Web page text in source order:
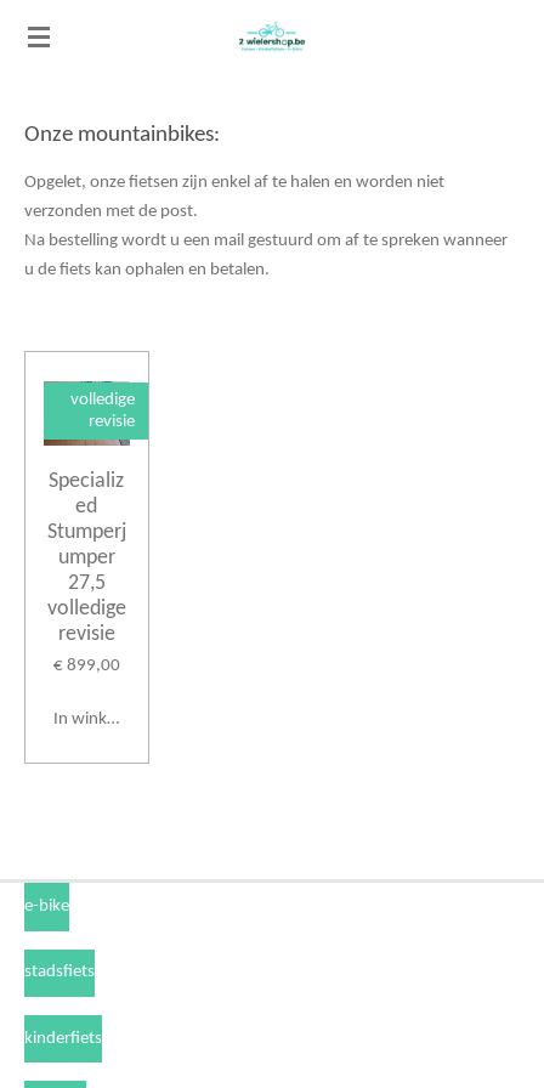
Ga
direct
hoofdinhoud
Onze mountainbikes:
Opgelet, onze fietsen zijn enkel af te halen en worden niet
verzonden met de post.
Na bestelling wordt u een mail gestuurd om af te spreken wanneer
u de fiets kan ophalen en betalen.
volledige
revisie
Specializ
ed
Stumperj
umper
27,5
volledige
revisie
€ 899,00
In winkelwagen
e-bike
stadsfiets
kinderfiets